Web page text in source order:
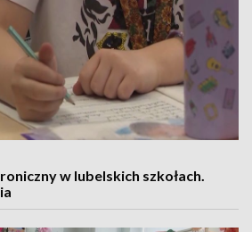
w lubelskich szkołach.